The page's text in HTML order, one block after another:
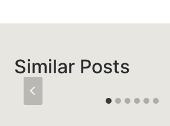
Similar Posts